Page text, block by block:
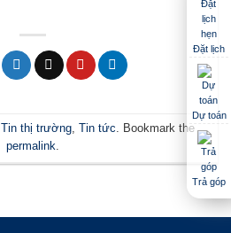
Tin thị trường, Tin tức . Bookmark the
permalink
Đặt lịch
Dự toán
Trả góp